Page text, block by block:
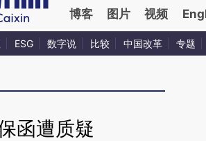
博客 图片 视频
ESG 数字说 比较 中国改革 专题
函遭质疑